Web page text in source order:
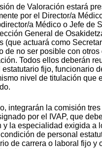
de Valoración estará
por el Director/a
a Médico o Jefe de
General de
(que actuará como
de no ser posible con otros
Todos ellos deberán
estatutario fijo, funcionario
nivel de titulación que
integrarán la comisión
por el IVAP, que
y la especialidad exigida a
de personal
de carrera o laboral fijo y